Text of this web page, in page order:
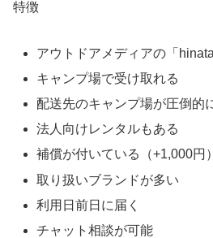
特徴
アウトドアメディアの「
キャンプ場で受け取れる
配送先のキャンプ場が圧倒的
法人向けレンタルもある
補償が付いている（+1,000円）
取り扱いブランドが多い
利用日前日に届く
チャット相談が可能